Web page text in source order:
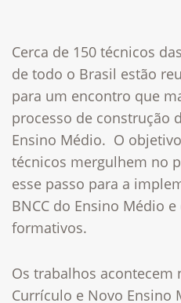
Cerca de 150 técnicos
de todo o Brasil estão
para um encontro que
processo de construção
Ensino Médio. O
técnicos mergulhem no
esse passo para a
BNCC do Ensino Médio
formativos.
Os trabalhos acontecem
Currículo e Novo Ensino